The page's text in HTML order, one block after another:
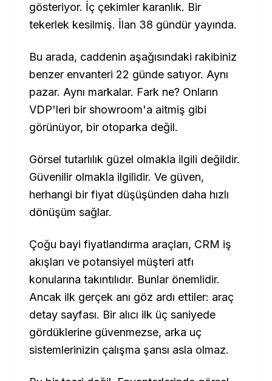
gösteriyor. İç çekimler karanlık. Bir
tekerlek kesilmiş. İlan 38 gündür yayında.
Bu arada, caddenin aşağısındaki rakibiniz
benzer envanteri 22 günde satıyor. Aynı
pazar. Aynı markalar. Fark ne? Onların
VDP'leri bir showroom'a aitmiş gibi
görünüyor, bir otoparka değil.
Görsel tutarlılık güzel olmakla ilgili değildir.
Güvenilir olmakla ilgilidir. Ve güven,
herhangi bir fiyat düşüşünden daha hızlı
dönüşüm sağlar.
Çoğu bayi fiyatlandırma araçları, CRM iş
akışları ve potansiyel müşteri atfı
konularına takıntılıdır. Bunlar önemlidir.
Ancak ilk gerçek anı göz ardı ettiler: araç
detay sayfası. Bir alıcı ilk üç saniyede
gördüklerine güvenmezse, arka uç
sistemlerinizin çalışma şansı asla olmaz.